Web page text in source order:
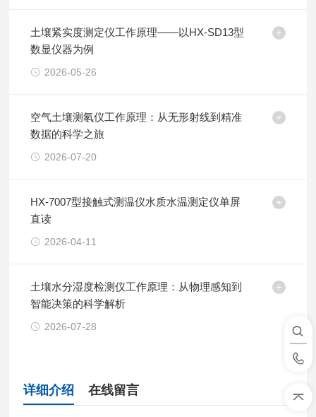
土壤紧实度测定仪工作原理——以HX-SD13型
数显仪器为例
2026-05-26
空气土壤测氡仪工作原理：从无形射线到精准
数据的科学之旅
2026-07-20
HX-7007型接触式测温仪水质水温测定仪单屏
直读
2026-04-11
土壤水分湿度检测仪工作原理：从物理感知到
智能决策的科学解析
2026-07-28
详细介绍 在线留言